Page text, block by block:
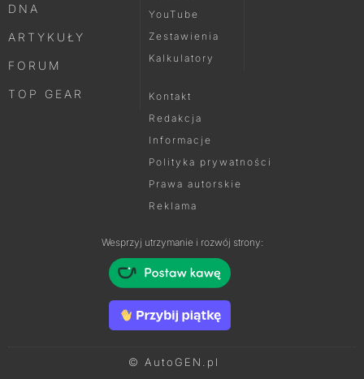
DNA
ARTYKUŁY
FORUM
TOP GEAR
YouTube
Zestawienia
Kalkulatory
Kontakt
Redakcja
Informacje
Polityka prywatności
Prawa autorskie
Reklama
Wesprzyj utrzymanie i rozwój strony:
© AutoGEN.pl